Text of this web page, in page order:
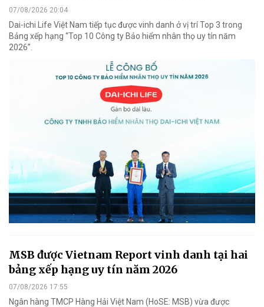
07/08/2026 20:04
Dai-ichi Life Việt Nam tiếp tục được vinh danh ở vị trí Top 3 trong
Bảng xếp hạng “Top 10 Công ty Bảo hiểm nhân thọ uy tín năm
2026”.
MSB được Vietnam Report vinh danh tại hai
bảng xếp hạng uy tín năm 2026
07/08/2026 17:55
Ngân hàng TMCP Hàng Hải Việt Nam (HoSE: MSB) vừa được